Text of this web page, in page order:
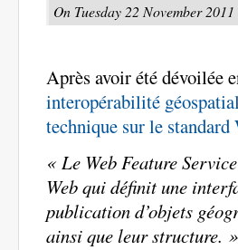
On Tuesday 22 November
Après avoir été dévoilée
interopérabilité
technique sur le
« Le Web Feature
Web qui définit une
publication d’objets
ainsi que leur structure. »